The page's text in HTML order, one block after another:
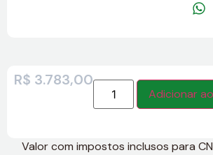
R$ 3.783,00
Adicionar
Valor com impostos inclusos para